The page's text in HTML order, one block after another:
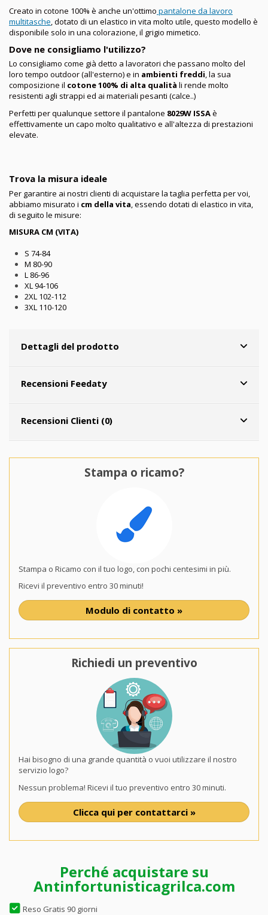
Creato in cotone 100% è anche un'ottimo pantalone da lavoro
multitasche, dotato di un elastico in vita molto utile, questo modello è
disponibile solo in una colorazione, il grigio mimetico.
Dove ne consigliamo l'utilizzo?
Lo consigliamo come già detto a lavoratori che passano molto del
loro tempo outdoor (all'esterno) e in ambienti freddi, la sua
composizione il cotone 100% di alta qualità li rende molto
resistenti agli strappi ed ai materiali pesanti (calce..)
Perfetti per qualunque settore il pantalone 8029W ISSAè
effettivamente un capo molto qualitativo e all'altezza di prestazioni
elevate.
Trova la misura ideale
Per garantire ai nostri clienti di acquistare la taglia perfetta per voi,
abbiamo misurato i cm della vita, essendo dotati di elastico in vita,
di seguito le misure:
MISURA CM (VITA)
S 74-84
M 80-90
L 86-96
XL 94-106
2XL 102-112
3XL 110-120
Dettagli del prodotto
Recensioni Feedaty
Recensioni Clienti (0)
Stampa o ricamo?
Stampa o Ricamo con il tuo logo, con pochi centesimi in più.
Ricevi il preventivo entro 30 minuti!
Modulo di contatto »
Richiedi un preventivo
Hai bisogno di una grande quantità o vuoi utilizzare il nostro
servizio logo?
Nessun problema! Ricevi il tuo preventivo entro 30 minuti.
Clicca qui per contattarci »
Perché acquistare su
Antinfortunisticagrilca.com
Reso Gratis 90 giorni